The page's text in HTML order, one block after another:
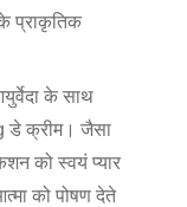
प्राकृतिक
के साथ
डे क्रीम। जैसा
को स्वयं प्यार
को पोषण देते